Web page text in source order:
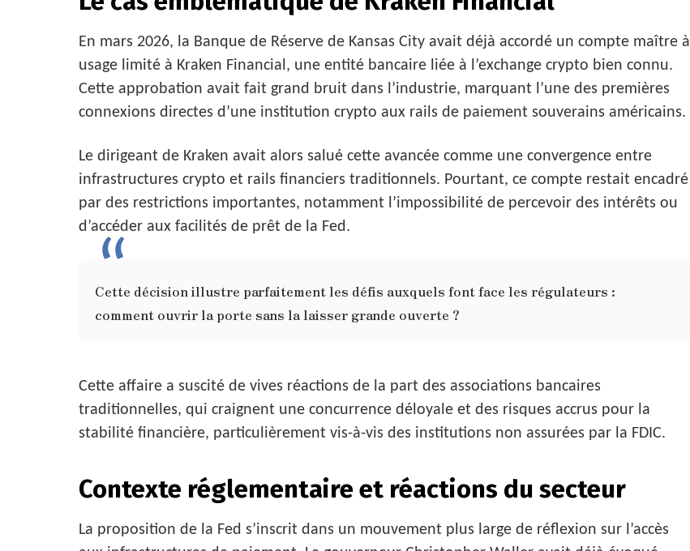
En mars 2026, la Banque de Réserve de Kansas City avait déjà accordé un compte maître à
usage limité à Kraken Financial, une entité bancaire liée à l’exchange crypto bien connu.
Cette approbation avait fait grand bruit dans l’industrie, marquant l’une des premières
connexions directes d’une institution crypto aux rails de paiement souverains américains.
Le dirigeant de Kraken avait alors salué cette avancée comme une convergence entre
infrastructures crypto et rails financiers traditionnels. Pourtant, ce compte restait encadré
par des restrictions importantes, notamment l’impossibilité de percevoir des intérêts ou
d’accéder aux facilités de prêt de la Fed.
Cette décision illustre parfaitement les défis auxquels font face les régulateurs :
comment ouvrir la porte sans la laisser grande ouverte ?
Cette affaire a suscité de vives réactions de la part des associations bancaires
traditionnelles, qui craignent une concurrence déloyale et des risques accrus pour la
stabilité financière, particulièrement vis-à-vis des institutions non assurées par la FDIC.
Contexte réglementaire et réactions du secteur
La proposition de la Fed s’inscrit dans un mouvement plus large de réflexion sur l’accès